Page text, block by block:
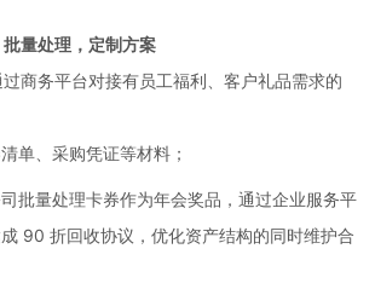
量处理，定制方案
商务平台对接有员工福利、客户礼品需求的
单、采购凭证等材料；
批量处理卡券作为年会奖品，通过企业服务平
90 折回收协议，优化资产结构的同时维护合